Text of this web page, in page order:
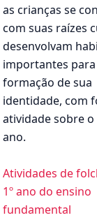
as crianças se
com suas raízes
desenvolvam
importantes para
formação de sua
identidade, com
atividade sobre o
ano.
Atividades de
1º ano do ensino
fundamental